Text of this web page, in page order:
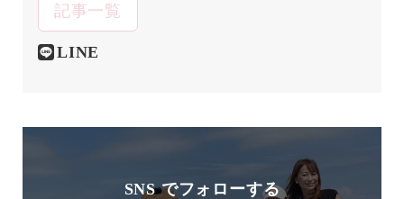
記事一覧
LINE
SNS でフォローする